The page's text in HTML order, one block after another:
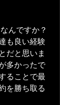
んですか？
も良い経験
だと思いま
多かったで
ることで最
を勝ち取る